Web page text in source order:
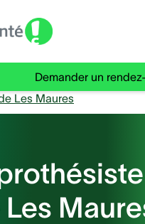
Demander un
Les Maures